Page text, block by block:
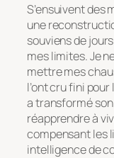
S’ensuivent des
une
souviens de
mes limites. Je
mettre mes
l’ont cru fini
a transformé
réapprendre à
compensant les
intelligence de